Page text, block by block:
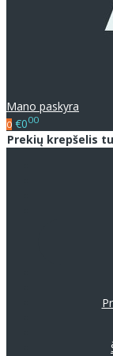
Mano paskyra
0 €000
Prekių krepšelis